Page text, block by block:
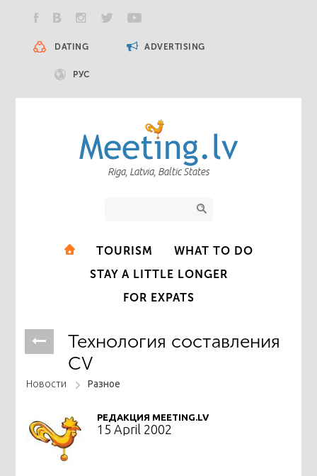
DATING ADVERTISING
РУС
Riga, Latvia, Baltic States
TOURISM
WHAT TO DO
STAY A LITTLE LONGER
FOR EXPATS
Технология составления
CV
Новости Разное
РЕДАКЦИЯ MEETING.LV
15 April 2002